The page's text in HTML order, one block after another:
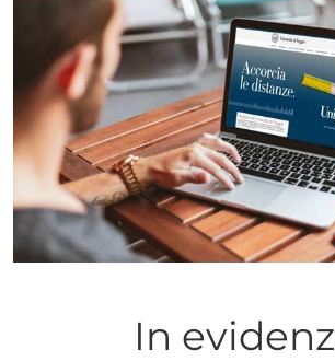
In